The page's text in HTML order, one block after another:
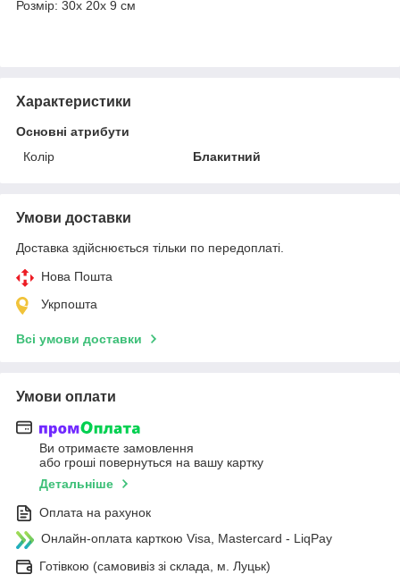
Розмір: 30x 20x 9 см
Характеристики
Основні атрибути
Колір
Блакитний
Умови доставки
Доставка здійснюється тільки по передоплаті.
Нова Пошта
Укрпошта
Всі умови доставки
Умови оплати
Ви отримаєте замовлення
або гроші повернуться на вашу картку
Детальніше
Оплата на рахунок
Онлайн-оплата карткою Visa, Mastercard - LiqPay
Готівкою (самовивіз зі склада, м. Луцьк)